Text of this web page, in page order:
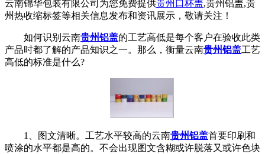
云南锦华包装有限公司为您免费提供贵州口杯盖,贵州铝盖,贵
州热收缩标签等相关信息发布和资讯展示，敬请关注！
如何识别云南贵州铝盖的工艺高低是每个客户在验收此类
产品时都了解的产品知识之一。那么，衡量云南贵州铝盖工艺
高低的标准是什么?
1、图文清晰。工艺水平较高的云南贵州铝盖首要印刷和
喷涂的水平都是高的。不会出现图文含糊或许脱落又或许色块